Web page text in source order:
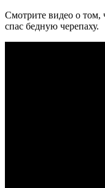
Смотрите видео о
спас бедную черепаху.